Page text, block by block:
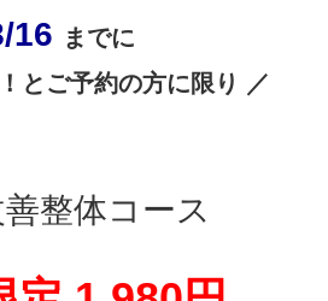
16 までに
とご予約の方に限り ／
整体コース